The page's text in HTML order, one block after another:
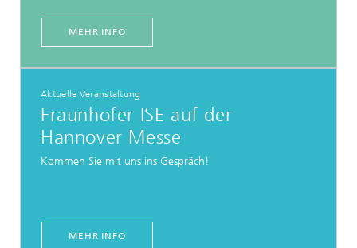
MEHR INFO
Aktuelle Veranstaltung
Fraunhofer ISE auf der
Hannover Messe
Kommen Sie mit uns ins Gespräch!
MEHR INFO